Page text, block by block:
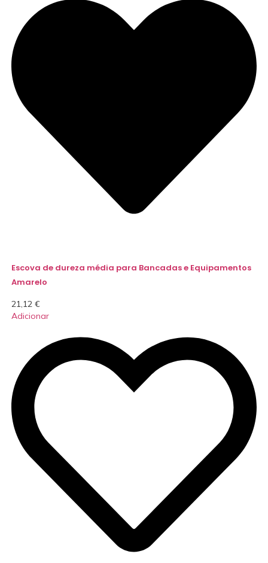
Escova de dureza média para Bancadas e Equipamentos
Amarelo
21,12 €
Adicionar